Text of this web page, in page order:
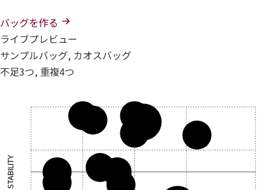
バッグを作る
ライブプレビュー
サンプルバッグ, カオスバッグ
不足3つ, 重複4つ
STABILITY